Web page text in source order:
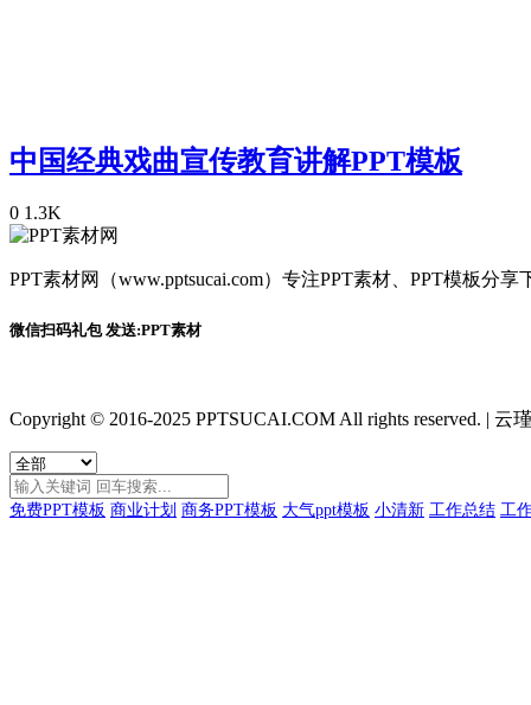
中国经典戏曲宣传教育讲解PPT模板
0 1.3K
PPT素材网（www.pptsucai.com）专注PPT素材、PPT模板分
微信扫码礼包 发送:PPT素材
Copyright © 2016-2025 PPTSUCAI.COM All rights reserved. | 云
免费PPT模板 商业计划 商务PPT模板 大气ppt模板 小清新 工作总结 工